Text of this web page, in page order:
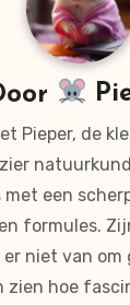
Pieper, de
een
formules.
niet van om
zien hoe